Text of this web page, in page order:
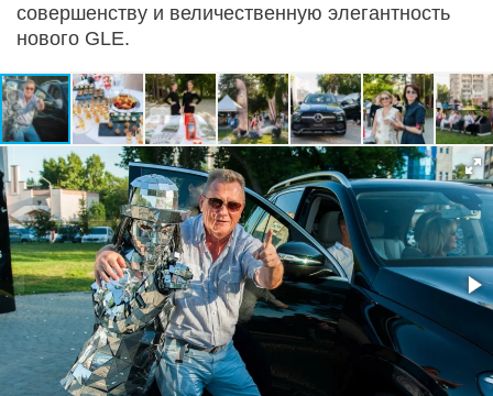
совершенству и величественную элегантность
нового GLE.